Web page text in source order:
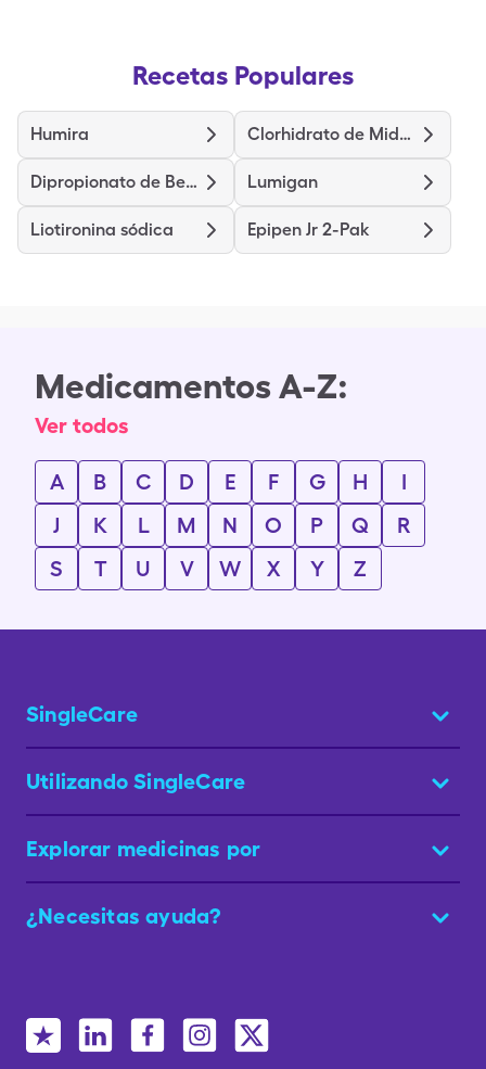
Recetas Populares
Humira Clorhidrato de Midodrina
Dipropionato de Betametasona Lumigan
Liotironina sódica Epipen Jr 2-Pak
Medicamentos A-Z:
Ver todos
A B C D E F G H
I
J
K L M N O P Q
R
S
T U V W X Y Z
SingleCare
Utilizando SingleCare
Explorar medicinas por
¿Necesitas ayuda?